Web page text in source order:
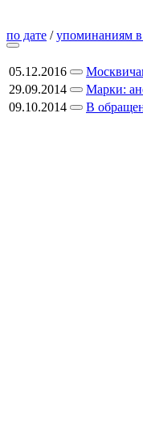
по дате /упоминаниям в
05.12.2016
29.09.2014
Марки:
09.10.2014
В